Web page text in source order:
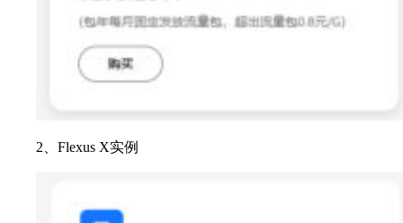
2、Flexus X实例